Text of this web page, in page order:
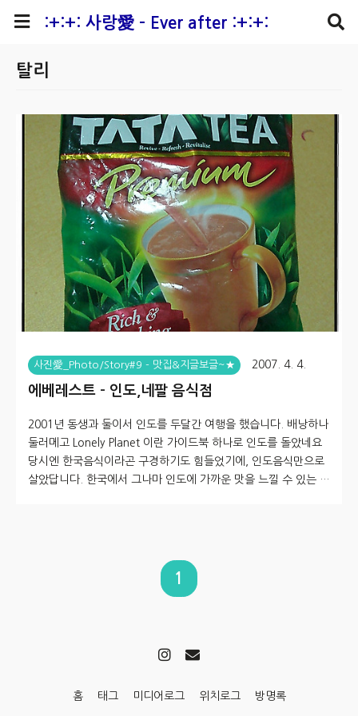
:+:+: 사랑愛 - Ever after :+:+:
탈리
사진愛_Photo/Story#9 - 맛집&지글보글~★ 2007. 4. 4.
에베레스트 - 인도,네팔 음식점
2001년 동생과 둘이서 인도를 두달간 여행을 했습니다. 배낭하나
둘러메고 Lonely Planet 이란 가이드북 하나로 인도를 돌았네요
당시엔 한국음식이라곤 구경하기도 힘들었기에, 인도음식만으로
살았답니다. 한국에서 그나마 인도에 가까운 맛을 느낄 수 있는 곳
먹었었는데... 맛은 그놈이 그놈인듯..^^ 탈리 셋 - 인도 여행할 2
001년 당시에는 현지에서 30~40 루피에 먹었던 걸로 기억하는
1
홈 태그 미디어로그 위치로그 방명록